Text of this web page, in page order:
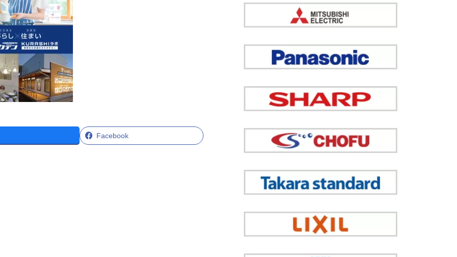
Facebook